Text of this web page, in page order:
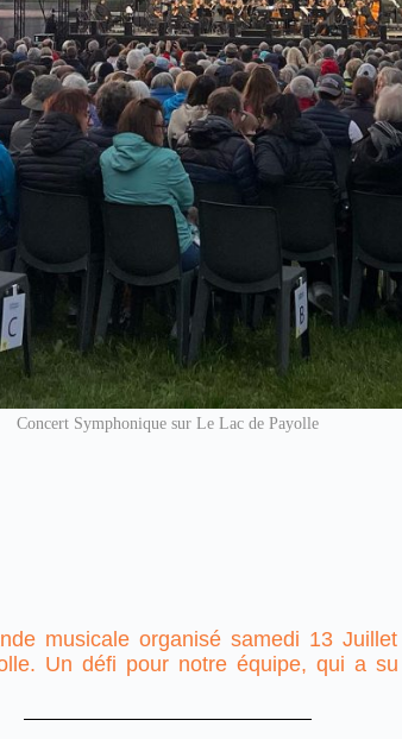
Concert Symphonique sur Le Lac de Payolle
musicale organisé samedi 13
Un défi pour notre équipe, qui a